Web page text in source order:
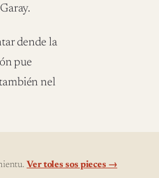
dende la
pue
nel
Ver toles sos pieces →